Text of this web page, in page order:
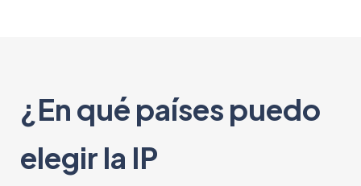
¿En qué países puedo
elegir la IP